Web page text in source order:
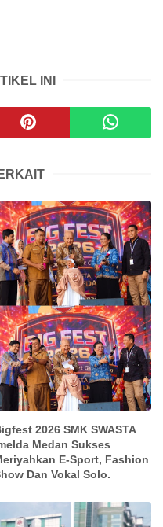
INI
2026 SMK SWASTA
Medan Sukses
E-Sport, Fashion
Dan Vokal Solo.